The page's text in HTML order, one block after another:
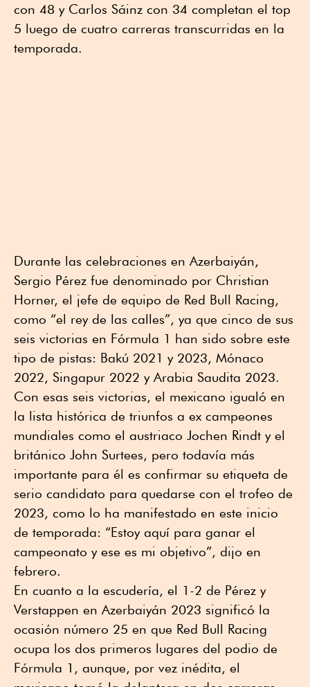
con 48 y Carlos Sáinz con 34 completan el top
5 luego de cuatro carreras transcurridas en la
temporada.
Durante las celebraciones en Azerbaiyán,
Sergio Pérez fue denominado por Christian
Horner, el jefe de equipo de Red Bull Racing,
como “el rey de las calles”, ya que cinco de sus
seis victorias en Fórmula 1 han sido sobre este
tipo de pistas: Bakú 2021 y 2023, Mónaco
2022, Singapur 2022 y Arabia Saudita 2023.
Con esas seis victorias, el mexicano igualó en
la lista histórica de triunfos a ex campeones
mundiales como el austriaco Jochen Rindt y el
británico John Surtees, pero todavía más
importante para él es confirmar su etiqueta de
serio candidato para quedarse con el trofeo de
2023, como lo ha manifestado en este inicio
de temporada: “Estoy aquí para ganar el
campeonato y ese es mi objetivo”, dijo en
febrero.
En cuanto a la escudería, el 1-2 de Pérez y
Verstappen en Azerbaiyán 2023 significó la
ocasión número 25 en que Red Bull Racing
ocupa los dos primeros lugares del podio de
Fórmula 1, aunque, por vez inédita, el